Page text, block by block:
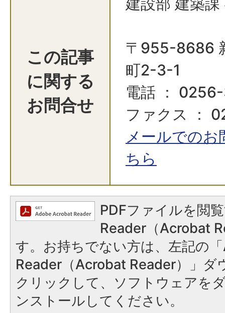
この記事
に関する
お問合せ
〒955-8686
町2-3-1
電話 ：
ファクス ：
メールでの
ちら
PDFファイルを閲
Reader（Acrobat
す。お持ちでない方は、左記の
Reader（Acrobat Reader）」ダ
クリックして、ソフトウェアを
ンストールしてください。